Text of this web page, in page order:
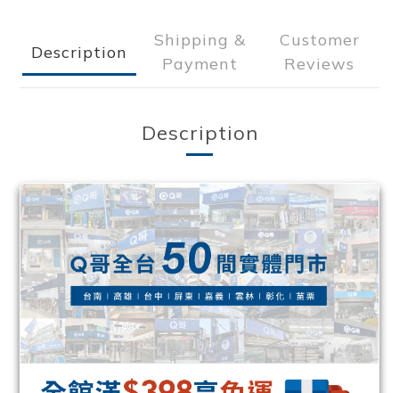
Description
Shipping &
Payment
Customer
Reviews
Description